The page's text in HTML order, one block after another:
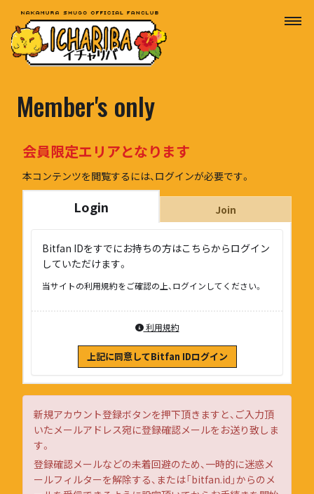
Member's only
会員限定エリアとなります
本コンテンツを閲覧するには、ログインが必要です。
Login Join
Bitfan IDをすでにお持ちの方はこちらからログイン
していただけます。
当サイトの利用規約をご確認の上、ログインしてください。
利用規約
上記に同意してBitfan IDログイン
新規アカウント登録ボタンを押下頂きますと、ご入力頂
いたメールアドレス宛に登録確認メールをお送り致しま
す。
登録確認メールなどの未着回避のため、一時的に迷惑メ
ールフィルターを解除する、または「bitfan.id」からのメ